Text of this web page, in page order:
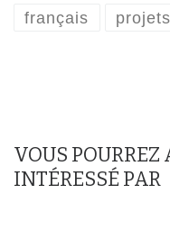
français projets
VOUS POURREZ
INTÉRESSÉ PAR